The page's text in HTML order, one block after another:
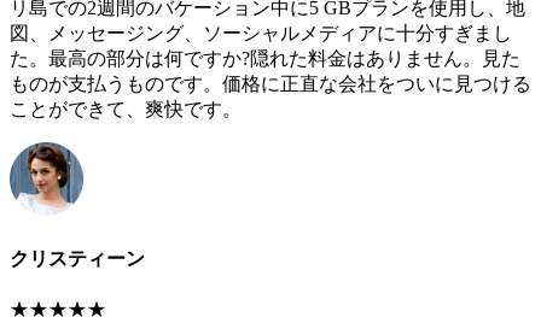
リ島での2週間のバケーション中に5 GBプランを使用し、地
図、メッセージング、ソーシャルメディアに十分すぎまし
た。最高の部分は何ですか?隠れた料金はありません。見た
ものが支払うものです。価格に正直な会社をついに見つける
ことができて、爽快です。
クリスティーン
★★★★★